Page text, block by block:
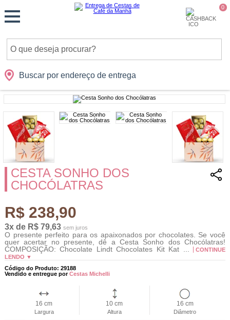
0
Buscar por endereço de entrega
Cidades Presentes Datas Shopping
Monte
sua
Cesta
CESTA SONHO DOS
CHOCÓLATRAS
R$ 238,90
3x de R$ 79,63 sem juros
O presente perfeito para os apaixonados por chocolates. Se você
quer acertar no presente, dê a Cesta Sonho dos Chocólatras!
COMPOSIÇÃO: Chocolate Lindt Chocolates Kit Kat ... CONTINUE
LENDO ▼
Código do Produto: 29188
Vendido e entregue porCestas Michelli
16 cm
Largura
10 cm
Altura
16 cm
Diâmetro